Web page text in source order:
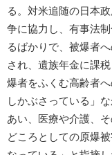
る。対米追随の日本
争に協力し、有事法
るばかりで、被爆者
され、遺族年金に課
爆者をふくむ高齢者
しかぶさっている」
あい、医療や介護、
どころとしての原爆